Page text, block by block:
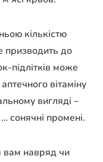
кількістю
призводить до
підлітків може
вітаміну
вигляді –
сонячні промені.
вам навряд чи